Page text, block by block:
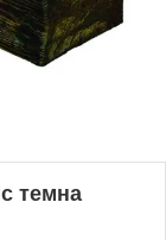
темна